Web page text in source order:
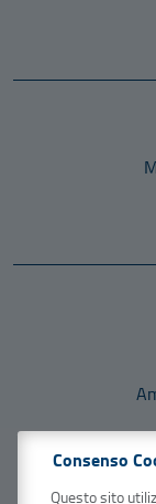
Consenso
Questo sito